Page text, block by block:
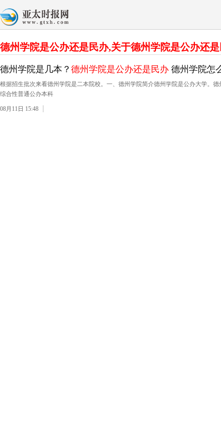
德州学院是公办还是民办,关于德州学院是公办还
德州学院是几本？ 德州学院是公办还是民办 德州学院怎
根据招生批次来看德州学院是二本院校。一、德州学院简介德州学院是公办大学。德
综合性普通公办本科
08月11日 15:48